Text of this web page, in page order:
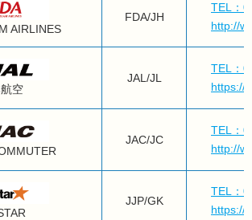
AIRLINES
FDA/JH
TEL：
http://
空
JAL/JL
TEL：
https://
JAC/JC
TEL：
http://
JJP/GK
TEL：
https://